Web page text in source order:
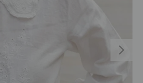
Suivant